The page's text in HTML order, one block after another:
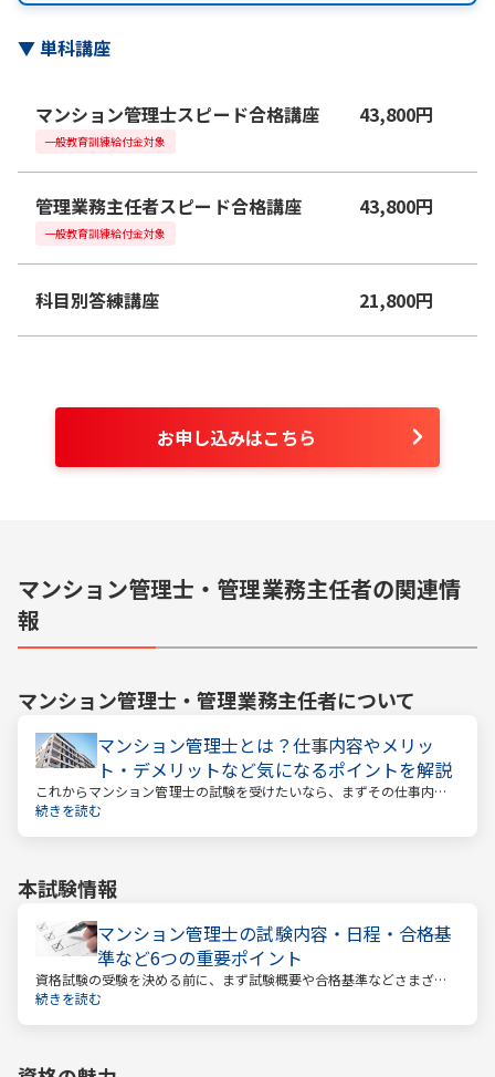
▼単科講座
マンション管理士スピード合格講座 43,800円
一般教育訓練給付金対象
管理業務主任者スピード合格講座 43,800円
一般教育訓練給付金対象
科目別答練講座 21,800円
お申し込みはこちら
マンション管理士・管理業務主任者の関連情
報
マンション管理士・管理業務主任者について
マンション管理士とは？仕事内容やメリッ
ト・デメリットなど気になるポイントを解説
これからマンション管理士の試験を受けたいなら、まずその仕事内容
を確かめましょう。この仕事では、マンション管理組合の総合的なサ
続きを読む
本試験情報
マンション管理士の試験内容・日程・合格基
準など6つの重要ポイント
資格試験の受験を決める前に、まず試験概要や合格基準などさまざま
なことを把握しておくことが大切です。試験までの日数を計算し、無
続きを読む